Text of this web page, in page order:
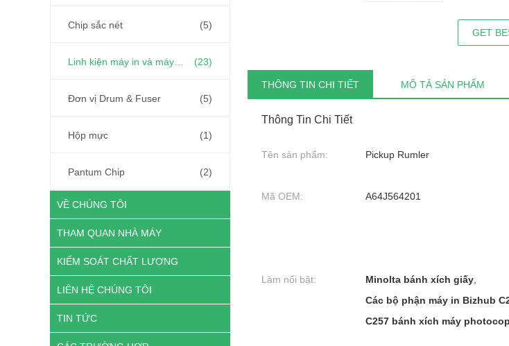
Chip sắc nét (5)
(23)
Đơn vị Drum & Fuser (5)
Hộp mực (1)
Pantum Chip (2)
VỀ CHÚNG TÔI
THAM QUAN NHÀ MÁY
KIỂM SOÁT CHẤT LƯỢNG
LIÊN HỆ CHÚNG TÔI
TIN TỨC
GET
THÔNG TIN CHI TIẾT MÔ TẢ SẢN PHẨM
Thông Tin Chi Tiết
Tên sản phẩm: Pickup Rumler
Mã OEM: A64J564201
Làm nổi bật:
Minolta bánh xích giấy
Các bộ phận máy in Bizhub
C257 bánh xích máy